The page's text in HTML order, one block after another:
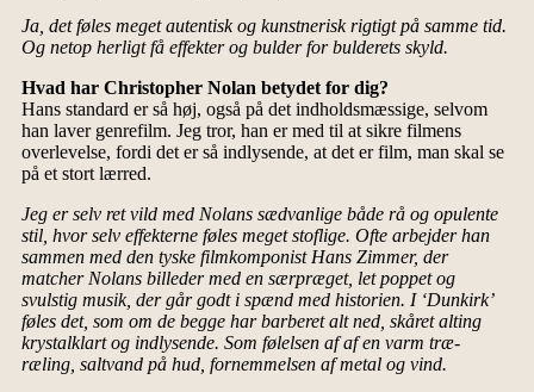
Ja, det føles meget autentisk og kunstnerisk rigtigt på samme tid.
Og netop herligt få effekter og bulder for bulderets skyld.
Hvad har Christopher Nolan betydet for dig?
Hans standard er så høj, også på det indholdsmæssige, selvom
han laver genrefilm. Jeg tror, han er med til at sikre filmens
overlevelse, fordi det er så indlysende, at det er film, man skal se
på et stort lærred.
Jeg er selv ret vild med Nolans sædvanlige både rå og opulente
stil, hvor selv effekterne føles meget stoflige. Ofte arbejder han
sammen med den tyske filmkomponist Hans Zimmer, der
matcher Nolans billeder med en særpræget, let poppet og
svulstig musik, der går godt i spænd med historien. I ‘Dunkirk’
føles det, som om de begge har barberet alt ned, skåret alting
krystalklart og indlysende. Som følelsen af af en varm træ-
ræling, saltvand på hud, fornemmelsen af metal og vind.